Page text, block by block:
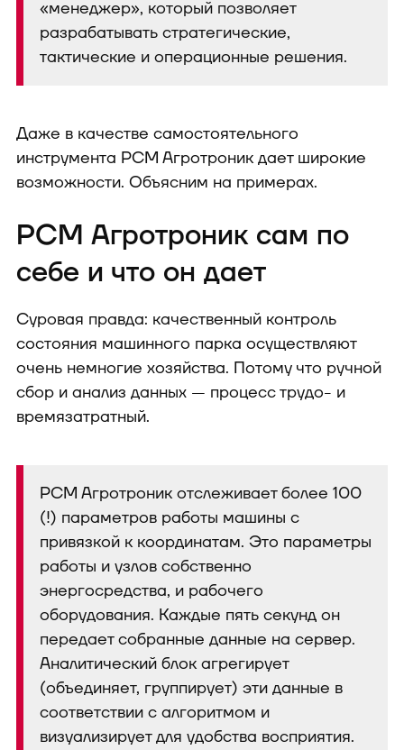
«менеджер», который позволяет
разрабатывать стратегические,
тактические и операционные решения.
Даже в качестве самостоятельного
инструмента РСМ Агротроник дает широкие
возможности. Объясним на примерах.
РСМ Агротроник сам по
себе и что он дает
Суровая правда: качественный контроль
состояния машинного парка осуществляют
очень немногие хозяйства. Потому что ручной
сбор и анализ данных — процесс трудо- и
времязатратный.
РСМ Агротроник отслеживает более 100
(!) параметров работы машины с
привязкой к координатам. Это параметры
работы и узлов собственно
энергосредства, и рабочего
оборудования. Каждые пять секунд он
передает собранные данные на сервер.
Аналитический блок агрегирует
(объединяет, группирует) эти данные в
соответствии с алгоритмом и
визуализирует для удобства восприятия.